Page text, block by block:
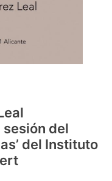
del
del Instituto